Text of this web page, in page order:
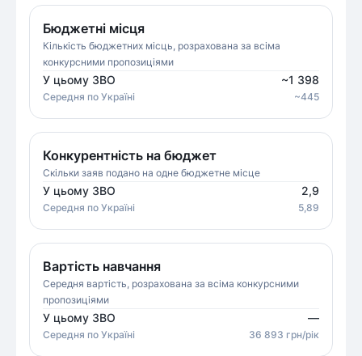
Бюджетні місця
Кількість бюджетних місць, розрахована за всіма
конкурсними пропозиціями
У цьому ЗВО ~1 398
Середня по Україні ~445
Конкурентність на бюджет
Скільки заяв подано на одне бюджетне місце
У цьому ЗВО 2,9
Середня по Україні 5,89
Вартість навчання
Середня вартість, розрахована за всіма конкурсними
пропозиціями
У цьому ЗВО —
Середня по Україні 36 893 грн/рік